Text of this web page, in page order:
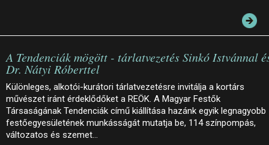
A Tendenciák mögött - tárlatvezetés Sinkó Istvánnal
Dr. Nátyi Róberttel
Különleges, alkotói-kurátori tárlatvezetésre invitálja a kortárs
művészet iránt érdeklődőket a REÖK. A Magyar Festők
Társaságának Tendenciák című kiállítása hazánk egyik legnagyobb
festőegyesületének munkásságát mutatja be, 114 színpompás,
változatos és szemet…